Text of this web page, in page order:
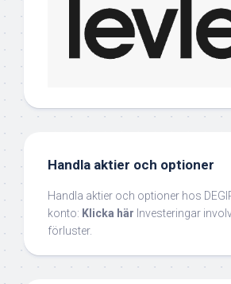
Handla aktier och optioner
Handla aktier och optioner hos
konto: Klicka här Investeringar
förluster.